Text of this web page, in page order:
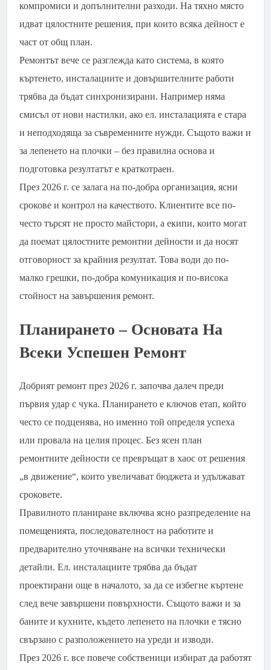
компромиси и допълнителни разходи. На тяхно място
идват цялостните решения, при които всяка дейност е
част от общ план.
Ремонтът вече се разглежда като система, в която
къртенето, инсталациите и довършителните работи
трябва да бъдат синхронизирани. Например няма
смисъл от нови настилки, ако ел. инсталацията е стара
и неподходяща за съвременните нужди. Същото важи и
за лепенето на плочки – без правилна основа и
подготовка резултатът е краткотраен.
През 2026 г. се залага на по-добра организация, ясни
срокове и контрол на качеството. Клиентите все по-
често търсят не просто майстори, а екипи, които могат
да поемат цялостните ремонтни дейности и да носят
отговорност за крайния резултат. Това води до по-
малко грешки, по-добра комуникация и по-висока
стойност на завършения ремонт.
Планирането – Основата На
Всеки Успешен Ремонт
Добрият ремонт през 2026 г. започва далеч преди
първия удар с чука. Планирането е ключов етап, който
често се подценява, но именно той определя успеха
или провала на целия процес. Без ясен план
ремонтните дейности се превръщат в хаос от решения
„в движение“, които увеличават бюджета и удължават
сроковете.
Правилното планиране включва ясно разпределение на
помещенията, последователност на работите и
предварително уточняване на всички технически
детайли. Ел. инсталациите трябва да бъдат
проектирани още в началото, за да се избегне къртене
след вече завършени повърхности. Същото важи и за
баните и кухните, където лепенето на плочки е тясно
свързано с разположението на уреди и изводи.
През 2026 г. все повече собственици избират да работят